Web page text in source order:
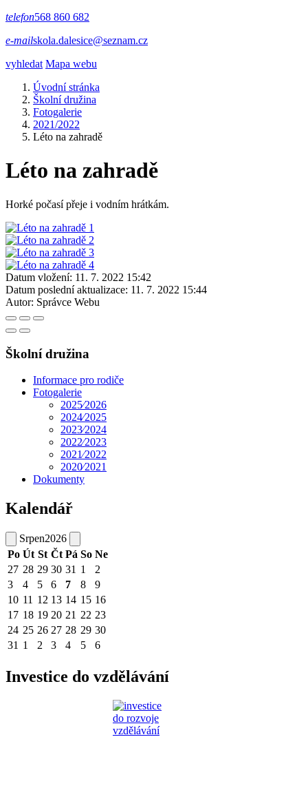
telefon568 860 682
e-mailskola.dalesice@seznam.cz
vyhledat Mapa webu
Úvodní stránka
Školní družina
Fotogalerie
2021/2022
Léto na zahradě
Léto na zahradě
Horké počasí přeje i vodním hrátkám.
Datum vložení: 11. 7. 2022 15:42
Datum poslední aktualizace: 11. 7. 2022 15:44
Autor: Správce Webu
Školní družina
Informace pro rodiče
Fotogalerie
2025⁄2026
2024⁄2025
2023⁄2024
2022⁄2023
2021⁄2022
2020⁄2021
Dokumenty
Kalendář
Srpen2026
Po Út St Čt Pá So Ne
27 28 29 30 31 1
2
3
4 5 6 7 8
9
10 11 12 13 14 15 16
17 18 19 20 21 22 23
24 25 26 27 28 29 30
31 1 2 3 4 5 6
Investice do vzdělávání